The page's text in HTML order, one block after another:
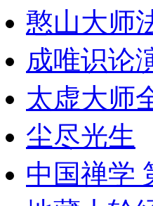
憨山大师
成唯识论
太虚大师
尘尽光生
中国禅学